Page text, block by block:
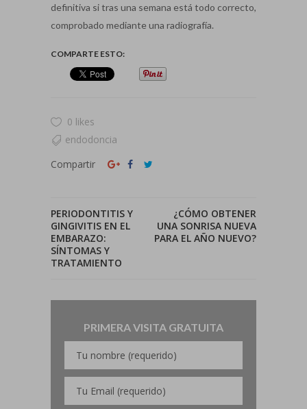
definitiva si tras una semana está todo correcto,
comprobado mediante una radiografía.
COMPARTE ESTO:
0 likes
endodoncia
Compartir
PERIODONTITIS Y
GINGIVITIS EN EL
EMBARAZO:
SÍNTOMAS Y
TRATAMIENTO
¿CÓMO OBTENER
UNA SONRISA NUEVA
PARA EL AÑO NUEVO?
PRIMERA VISITA GRATUITA